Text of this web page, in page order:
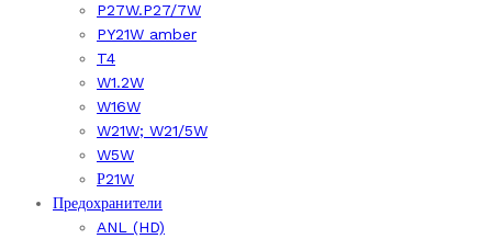
P27W.P27/7W
PY21W amber
T4
W1.2W
W16W
W21W; W21/5W
W5W
Р21W
Предохранители
ANL (HD)